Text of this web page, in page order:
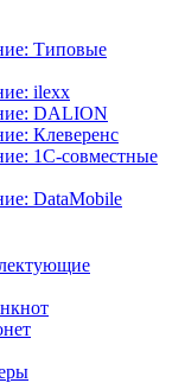
Типовые
ilexx
DALION
Клеверенс
1С-совместные
DataMobile